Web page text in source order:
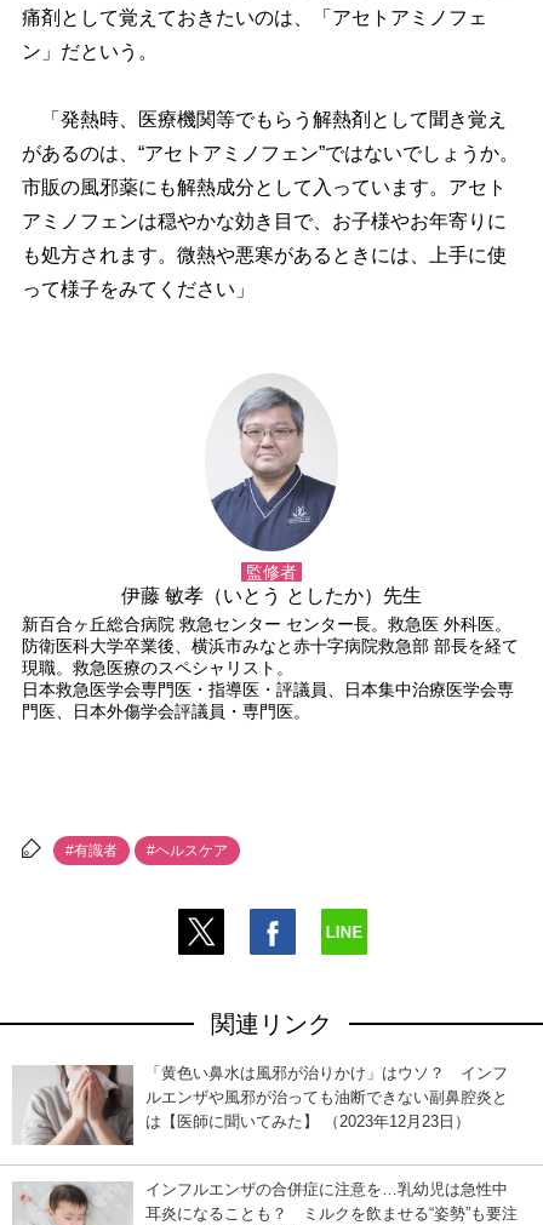
痛剤として覚えておきたいのは、「アセトアミノフェ
ン」だという。
「発熱時、医療機関等でもらう解熱剤として聞き覚え
があるのは、“アセトアミノフェン”ではないでしょうか。
市販の風邪薬にも解熱成分として入っています。アセト
アミノフェンは穏やかな効き目で、お子様やお年寄りに
も処方されます。微熱や悪寒があるときには、上手に使
って様子をみてください」
監修者
伊藤 敏孝（いとう としたか）先生
新百合ヶ丘総合病院 救急センター センター長。救急医 外科医。
防衛医科大学卒業後、横浜市みなと赤十字病院救急部 部長を経て
現職。救急医療のスペシャリスト。
日本救急医学会専門医・指導医・評議員、日本集中治療医学会専
門医、日本外傷学会評議員・専門医。
#有識者 #ヘルスケア
関連リンク
「黄色い鼻水は風邪が治りかけ」はウソ？ インフ
ルエンザや風邪が治っても油断できない副鼻腔炎と
は【医師に聞いてみた】 （2023年12月23日）
インフルエンザの合併症に注意を…乳幼児は急性中
耳炎になることも？ ミルクを飲ませる“姿勢”も要注